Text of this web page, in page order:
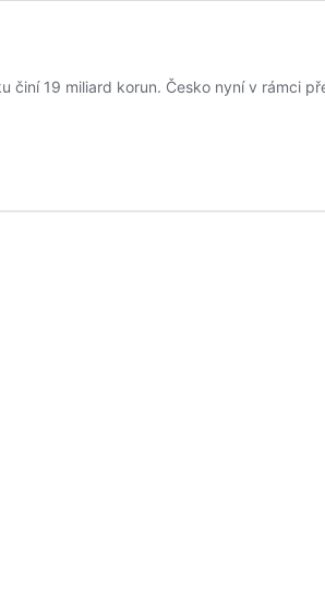
19 miliard korun. Česko nyní v rámci